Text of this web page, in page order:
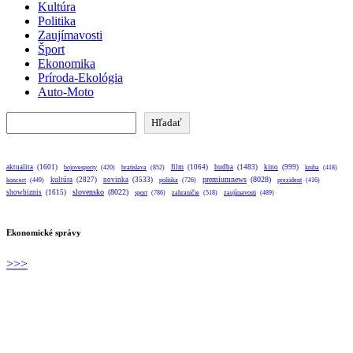
Kultúra
Politika
Zaujímavosti
Šport
Ekonomika
Príroda-Ekológia
Auto-Moto
Hľadať
aktualita (1601) bojovesporty (420) bratislava (852) film (1064) hudba (1483) kino (999) kniha (418)
koncert (449) kultúra (2827) novinka (3533) politika (726) premiumnews (8028) prezident (416)
showbiznis (1615) slovensko (8022) sport (786) zahraničie (518) zaujímavosti (489)
Ekonomické správy
>>>